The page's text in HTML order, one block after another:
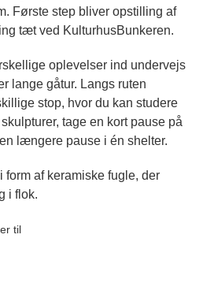
Første step bliver opstilling af
tæt ved KulturhusBunkeren.
oplevelser ind undervejs
lange gåtur. Langs ruten
stop, hvor du kan studere
tage en kort pause på
længere pause i én shelter.
form af keramiske fugle, der
i flok.
til